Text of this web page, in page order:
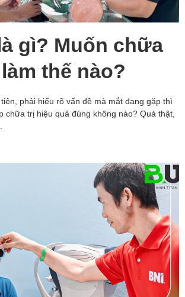
gì? Muốn chữa
thế nào?
phải hiểu rõ vấn đề mà mắt đang gặp thì
chữa trị hiệu quả đúng không nào? Quả thật,